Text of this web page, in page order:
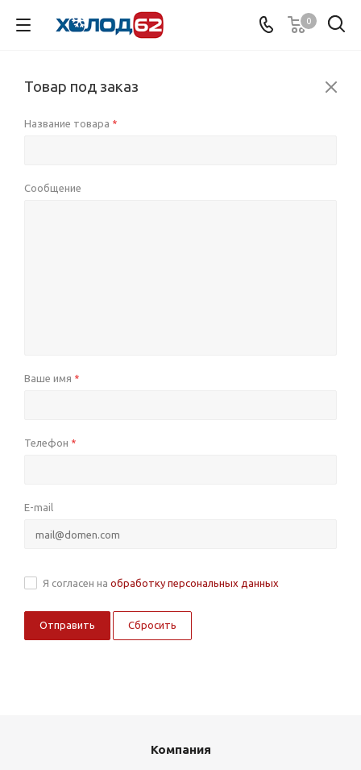
0
Товар под заказ
Название товара *
Сообщение
Ваше имя *
Телефон *
E-mail
Я согласен на обработку персональных данных
Сбросить
Компания